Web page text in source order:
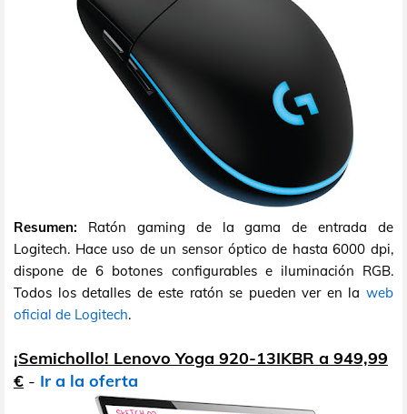
Resumen: Ratón gaming de la gama de entrada de
Logitech. Hace uso de un sensor óptico de hasta 6000 dpi,
dispone de 6 botones configurables e iluminación RGB.
Todos los detalles de este ratón se pueden ver en la web
oficial de Logitech.
¡Semichollo! Lenovo Yoga 920-13IKBR a 949,99
€ - Ir a la oferta